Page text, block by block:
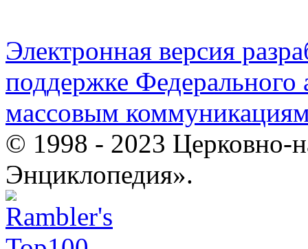
Электронная версия
поддержке Федерального
массовым
© 1998 - 2023 Церковно-
Энциклопедия».